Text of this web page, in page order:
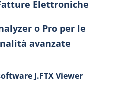
Elettroniche
o Pro per le
avanzate
J.FTX Viewer